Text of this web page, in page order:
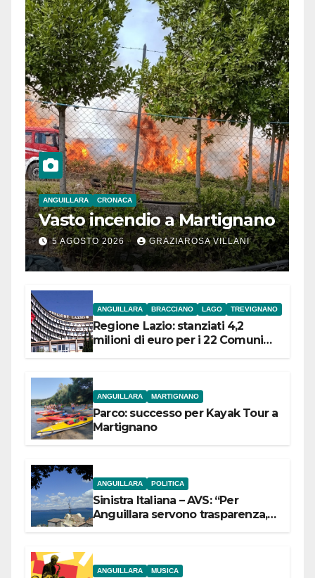
ANGUILLARA CRONACA
Vasto incendio a Martignano
5 AGOSTO 2026 GRAZIAROSA VILLANI
ANGUILLARA BRACCIANO LAGO TREVIGNANO
Regione Lazio: stanziati 4,2
milioni di euro per i 22 Comuni
ANGUILLARA MARTIGNANO
Parco: successo per Kayak Tour a
Martignano
ANGUILLARA POLITICA
Sinistra Italiana – AVS: “Per
Anguillara servono trasparenza,
ANGUILLARA MUSICA